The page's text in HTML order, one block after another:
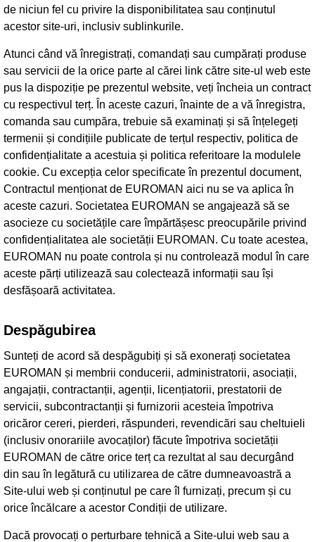
de niciun fel cu privire la disponibilitatea sau conținutul
acestor site-uri, inclusiv sublinkurile.
Atunci când vă înregistrați, comandați sau cumpărați produse
sau servicii de la orice parte al cărei link către site-ul web este
pus la dispoziție pe prezentul website, veți încheia un contract
cu respectivul terț. În aceste cazuri, înainte de a vă înregistra,
comanda sau cumpăra, trebuie să examinați și să înțelegeți
termenii și condițiile publicate de terțul respectiv, politica de
confidențialitate a acestuia și politica referitoare la modulele
cookie. Cu excepția celor specificate în prezentul document,
Contractul menționat de EUROMAN aici nu se va aplica în
aceste cazuri. Societatea EUROMAN se angajează să se
asocieze cu societățile care împărtășesc preocupările privind
confidențialitatea ale societății EUROMAN. Cu toate acestea,
EUROMAN nu poate controla și nu controlează modul în care
aceste părți utilizează sau colectează informații sau își
desfășoară activitatea.
Despăgubirea
Sunteți de acord să despăgubiți și să exonerați societatea
EUROMAN și membrii conducerii, administratorii, asociații,
angajații, contractanții, agenții, licențiatorii, prestatorii de
servicii, subcontractanții și furnizorii acesteia împotriva
oricăror cereri, pierderi, răspunderi, revendicări sau cheltuieli
(inclusiv onorariile avocaților) făcute împotriva societății
EUROMAN de către orice terț ca rezultat al sau decurgând
din sau în legătură cu utilizarea de către dumneavoastră a
Site-ului web și conținutul pe care îl furnizați, precum și cu
orice încălcare a acestor Condiții de utilizare.
Dacă provocați o perturbare tehnică a Site-ului web sau a